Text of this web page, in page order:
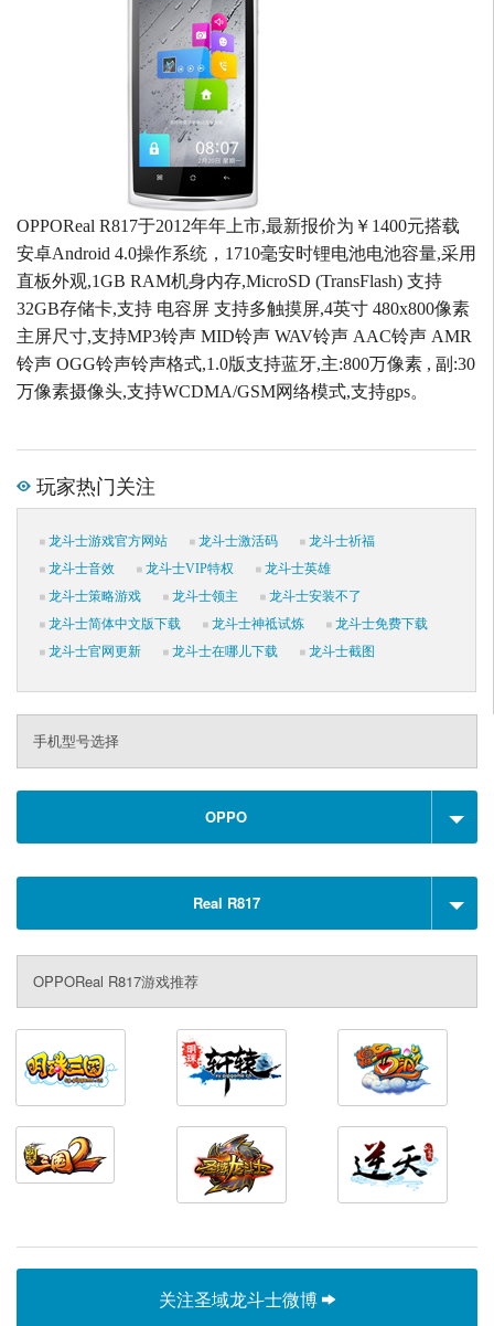
OPPOReal R817于2012年年上市,最新报价为￥1400元搭载
安卓Android 4.0操作系统，1710毫安时锂电池电池容量,采用
直板外观,1GB RAM机身内存,MicroSD (TransFlash) 支持
32GB存储卡,支持 电容屏 支持多触摸屏,4英寸 480x800像素
主屏尺寸,支持MP3铃声 MID铃声 WAV铃声 AAC铃声 AMR
铃声 OGG铃声铃声格式,1.0版支持蓝牙,主:800万像素 , 副:30
万像素摄像头,支持WCDMA/GSM网络模式,支持gps。
玩家热门关注
龙斗士游戏官方网站 龙斗士激活码
龙斗士祈福
龙斗士音效
龙斗士VIP特权
龙斗士英雄
龙斗士策略游戏
龙斗士领主
龙斗士安装不了
龙斗士简体中文版下载
龙斗士神祗试炼
龙斗士免费下载
龙斗士官网更新
龙斗士在哪儿下载 龙斗士截图
手机型号选择
OPPO
Real R817
OPPOReal R817游戏推荐
关注圣域龙斗士微博